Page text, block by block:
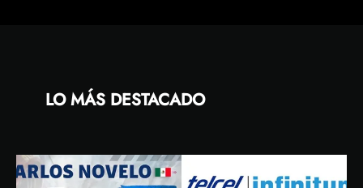
LO MÁS DESTACADO